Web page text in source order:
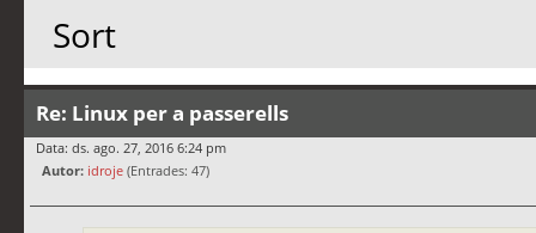
Sort
Re: Linux per a passerells
Data: ds. ago. 27, 2016 6:24 pm
Autor: idroje (Entrades: 47)